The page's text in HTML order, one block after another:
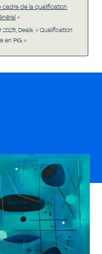
cadre de la qualification
»
2025, Deals, « Qualification
en PIG »